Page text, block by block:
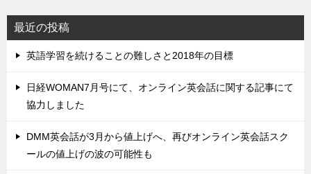
最近の投稿
英語学習を続けることの難しさと2018年の目標
日経WOMAN7月号にて、オンライン英会話に関する記事にて
協力しました
DMM英会話が3月から値上げへ、再びオンライン英会話スク
ールの値上げの波の可能性も